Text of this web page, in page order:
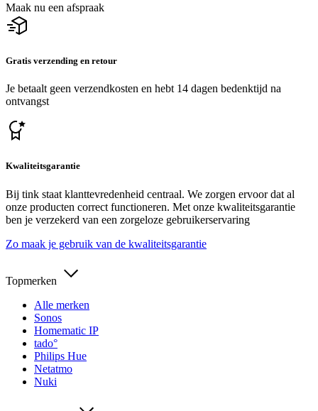
Maak nu een afspraak
Gratis verzending en retour
Je betaalt geen verzendkosten en hebt 14 dagen bedenktijd na
ontvangst
Kwaliteitsgarantie
Bij tink staat klanttevredenheid centraal. We zorgen ervoor dat al
onze producten correct functioneren. Met onze kwaliteitsgarantie
ben je verzekerd van een zorgeloze gebruikerservaring
Zo maak je gebruik van de kwaliteitsgarantie
Topmerken
Alle merken
Sonos
Homematic IP
tado°
Philips Hue
Netatmo
Nuki